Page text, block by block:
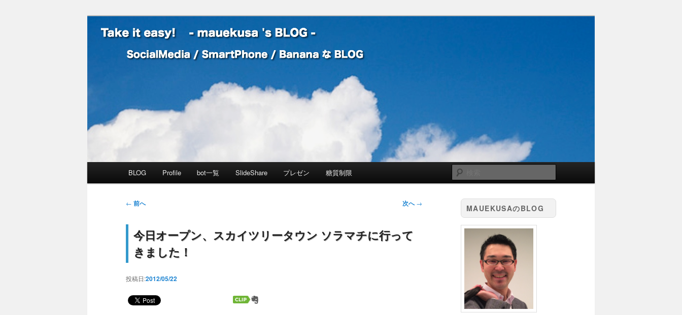
Take it easy! – mauekusa 's BLOG -
索
メインコンテンツへ移動
サブコンテンツへ移動
BLOG Profile bot一覧 SlideShare プレゼン 糖質制限
投稿ナビゲーション
← 前へ 次へ→
今日オープン、スカイツリータウン ソラマチに行って
きました！
投稿日:2012/05/22
MAUEKUSAのBLOG